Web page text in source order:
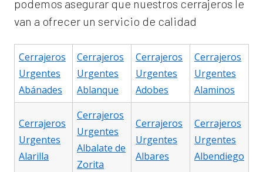
podemos asegurar que nuestros cerrajeros le
van a ofrecer un servicio de calidad
Cerrajeros
Urgentes
Abánades
Cerrajeros
Urgentes
Ablanque
Cerrajeros
Urgentes
Adobes
Cerrajeros
Urgentes
Alaminos
Cerrajeros
Urgentes
Alarilla
Cerrajeros
Urgentes
Albalate de
Zorita
Cerrajeros
Urgentes
Albares
Cerrajeros
Urgentes
Albendiego